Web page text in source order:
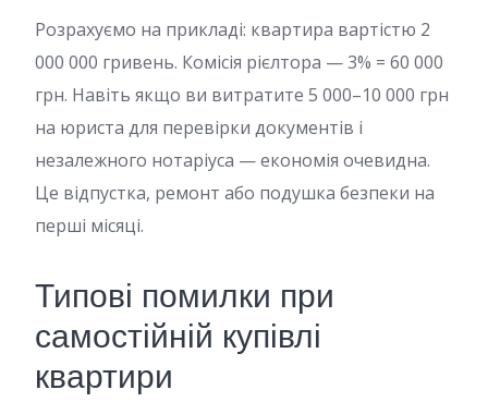
Розрахуємо на прикладі: квартира вартістю 2
000 000 гривень. Комісія рієлтора — 3% = 60 000
грн. Навіть якщо ви витратите 5 000–10 000 грн
на юриста для перевірки документів і
незалежного нотаріуса — економія очевидна.
Це відпустка, ремонт або подушка безпеки на
перші місяці.
Типові помилки при
самостійній купівлі
квартири